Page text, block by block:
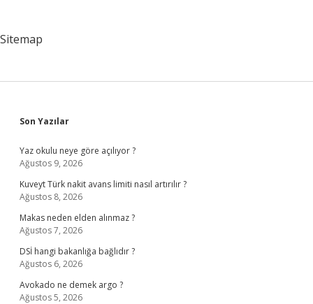
Sitemap
Sidebar
Son Yazılar
Yaz okulu neye göre açılıyor ?
Ağustos 9, 2026
Kuveyt Türk nakit avans limiti nasıl artırılır ?
Ağustos 8, 2026
Makas neden elden alınmaz ?
Ağustos 7, 2026
DSİ hangi bakanlığa bağlıdır ?
Ağustos 6, 2026
Avokado ne demek argo ?
Ağustos 5, 2026